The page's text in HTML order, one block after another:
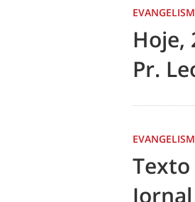
Hoje,
Pr.